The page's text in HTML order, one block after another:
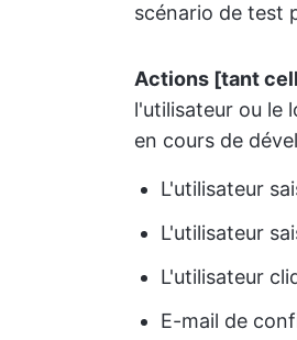
scénario de test
Actions [tant
l'utilisateur ou le
en cours de
L'utilisateur
L'utilisateur
L'utilisateur
E-mail de